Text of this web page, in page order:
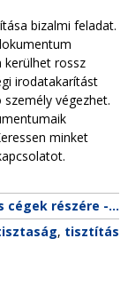
bizalmi feladat.
rossz
irodatakarítást
végezhet.
minket
cégek részére -...
, tisztítás